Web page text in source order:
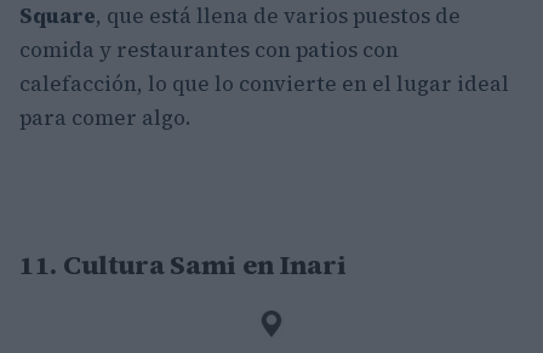
Square, que está llena de varios puestos de
comida y restaurantes con patios con
calefacción, lo que lo convierte en el lugar ideal
para comer algo.
11. Cultura Sami en Inari